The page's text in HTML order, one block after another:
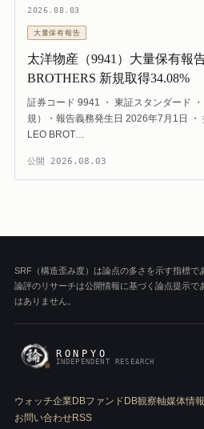
2026.08.03
大量保有報告
太洋物産（9941）大量保有報
BROTHERS 新規取得34.08%
証券コード 9941 ・ 東証スタンダード
規）・報告義務発生日 2026年7月1日
LEO BROT…
公開 2026.08.03
SRF（構造歪み度）は論点の多さを示す指標で
論評のリサーチは公開情報に基づく論点提示で
はありません。
RONPYO
INDEPENDENT RESEARCH
ウォッチ企業DBファンドDB観察軸媒体情報
お問い合わせRSS